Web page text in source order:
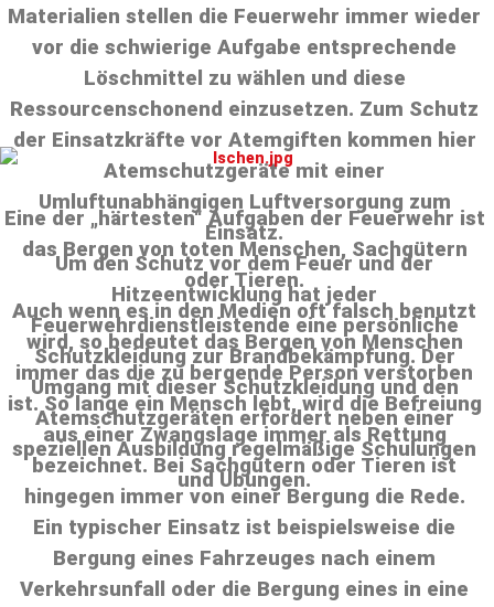
Materialien stellen die Feuerwehr immer wieder
vor die schwierige Aufgabe entsprechende
Löschmittel zu wählen und diese
Ressourcenschonend einzusetzen. Zum Schutz
der Einsatzkräfte vor Atemgiften kommen hier
Atemschutzgeräte mit einer
Umluftunabhängigen Luftversorgung zum
Einsatz.
Um den Schutz vor dem Feuer und der
Hitzeentwicklung hat jeder
Feuerwehrdienstleistende eine persönliche
Schutzkleidung zur Brandbekämpfung. Der
Umgang mit dieser Schutzkleidung und den
Atemschutzgeräten erfordert neben einer
speziellen Ausbildung regelmäßige Schulungen
und Übungen.
Eine der „härtesten“ Aufgaben der Feuerwehr ist
das Bergen von toten Menschen, Sachgütern
oder Tieren.
Auch wenn es in den Medien oft falsch benutzt
wird, so bedeutet das Bergen von Menschen
immer das die zu bergende Person verstorben
ist. So lange ein Mensch lebt, wird die Befreiung
aus einer Zwangslage immer als Rettung
bezeichnet. Bei Sachgütern oder Tieren ist
hingegen immer von einer Bergung die Rede.
Ein typischer Einsatz ist beispielsweise die
Bergung eines Fahrzeuges nach einem
Verkehrsunfall oder die Bergung eines in eine